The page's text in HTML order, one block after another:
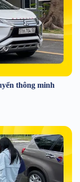
thông minh